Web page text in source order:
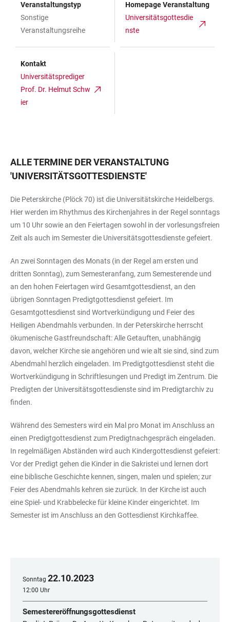
Veranstaltungstyp
Sonstige
Veranstaltungsreihe
Homepage Veranstaltung
Universitätsgottesdie
nste
Kontakt
Universitätsprediger
Prof. Dr. Helmut Schw
ier
ALLE TERMINE DER VERANSTALTUNG
'UNIVERSITÄTSGOTTESDIENSTE'
Die Peterskirche (Plöck 70) ist die Universitätskirche Heidelbergs.
Hier werden im Rhythmus des Kirchenjahres in der Regel sonntags
um 10 Uhr sowie an den Feiertagen sowohl in der vorlesungsfreien
Zeit als auch im Semester die Universitätsgottesdienste gefeiert.
An zwei Sonntagen des Monats (in der Regel am ersten und
dritten Sonntag), zum Semesteranfang, zum Semesterende und
an den hohen Feiertagen wird Gesamtgottesdienst, an den
übrigen Sonntagen Predigtgottesdienst gefeiert. Im
Gesamtgottesdienst sind Wortverkündigung und Feier des
Heiligen Abendmahls verbunden. In der Peterskirche herrscht
ökumenische Gastfreundschaft: Alle Getauften, unabhängig
davon, welcher Kirche sie angehören und wie alt sie sind, sind zum
Abendmahl herzlich eingeladen. Im Predigtgottesdienst steht die
Wortverkündigung in Schriftlesungen und Predigt im Zentrum. Die
Predigten der Universitätsgottesdienste sind im Predigtarchiv zu
finden.
Während des Semesters wird ein Mal pro Monat im Anschluss an
einen Predigtgottesdienst zum Predigtnachgespräch eingeladen.
In regelmäßigen Abständen wird auch Kindergottesdienst gefeiert:
Vor der Predigt gehen die Kinder in die Sakristei und lernen dort
eine biblische Geschichte kennen, singen, malen und spielen; zur
Feier des Abendmahls kehren sie zurück. In der Kirche ist auch
eine Spiel- und Krabbelecke für kleine Kinder eingerichtet. Im
Semester ist im Anschluss an den Gottesdienst Kirchkaffee.
Sonntag 22.10.2023
12:00 Uhr
Semestereröffnungsgottesdienst